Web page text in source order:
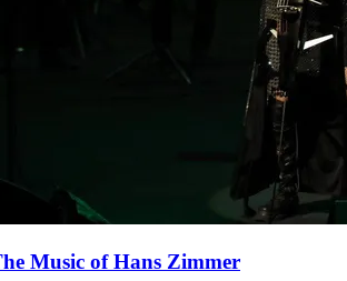
Music of Hans Zimmer